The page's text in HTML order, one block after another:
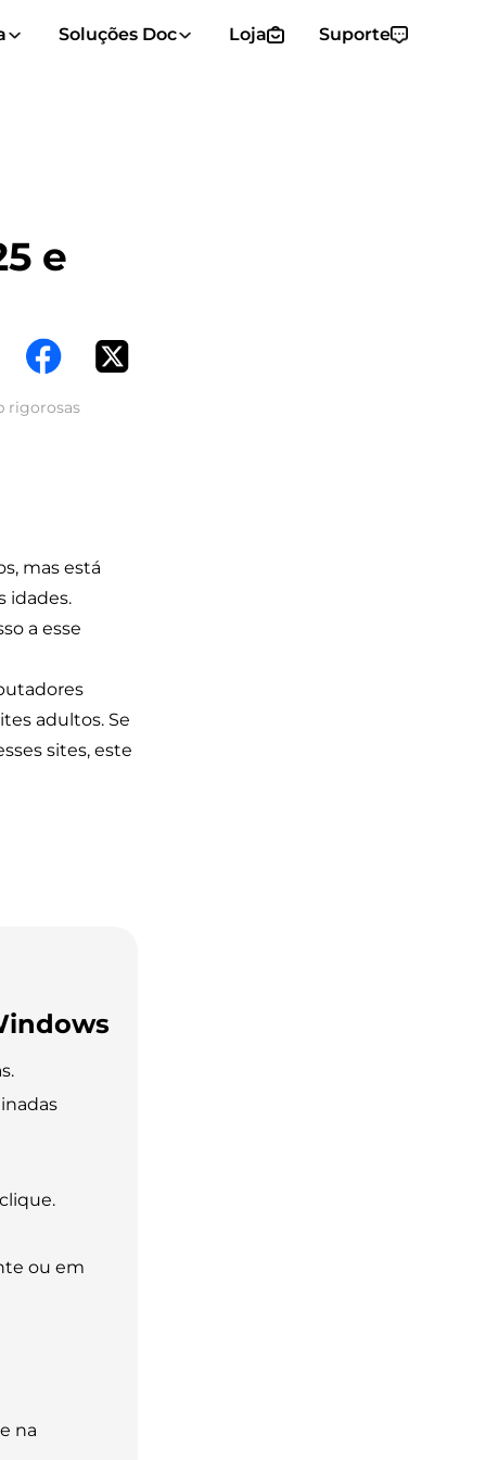
Soluções Doc Loja Suporte
e
rigorosas
mas está
idades.
a esse
adultos. Se
sites, este
ou em
na